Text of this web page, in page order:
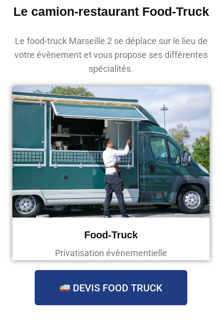
Le camion-restaurant Food-Truck
Le food-truck Marseille 2 se déplace sur le lieu de
votre évènement et vous propose ses différentes
spécialités.
Food-Truck
Privatisation évènementielle
DEVIS FOOD TRUCK